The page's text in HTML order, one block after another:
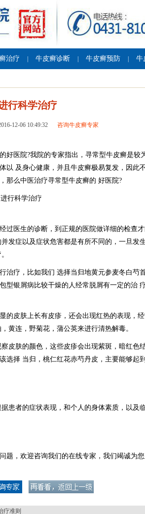
治疗 牛皮癣诊断 牛皮癣预防 牛
行科学治疗
12-06 10:49:32 咨询牛皮癣专家
好医院?我院的专家指出，寻常型牛皮癣是较
以 及身心健康，并且牛皮癣极易复发，因此
那么中医治疗寻常型牛皮癣的 好医院?
医生的诊断，到正规的医院做详细的检查
发症以及症状危害都是有所不同的，一旦发
疗，比如我们 选择当归地黄元参麦冬白芍
型银屑病比较干燥的人经常脱屑有一定的治
皮肤上长有皮疹，还会出现红热的表现，经
黄连，野菊花，蒲公英来进行清热解毒。
肤的颜色，这些皮疹会出现紫斑，暗红色
选择 当归，桃仁红花赤芍丹皮，主要能够起到
者的症状表现，和个人的身体素质，以及
题，欢迎咨询我们的在线专家，我们竭诚为
疗准则